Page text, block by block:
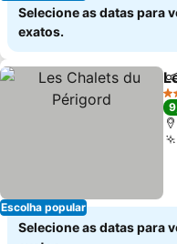
Selecione as datas para
exatos.
Escolha popular
3
Selecione as datas para